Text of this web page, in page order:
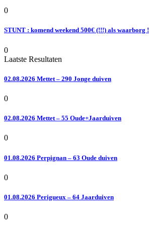
0
STUNT : komend weekend 500€ (!!!) als waarborg !
0
Laatste Resultaten
02.08.2026 Mettet – 290 Jonge duiven
0
02.08.2026 Mettet – 55 Oude+Jaarduiven
0
01.08.2026 Perpignan – 63 Oude duiven
0
01.08.2026 Perigueux – 64 Jaarduiven
0